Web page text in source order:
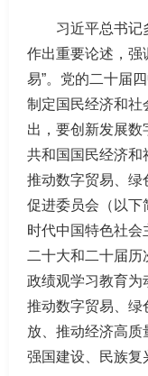
习近平总书记
作出重要论述，强
易”。党的二十届
制定国民经济和社
出，要创新发展数
共和国国民经济和
推动数字贸易、绿
促进委员会（以下
时代中国特色社会
二十大和二十届
政绩观学习教育为
推动数字贸易、绿
放、推动经济高
强国建设、民族复